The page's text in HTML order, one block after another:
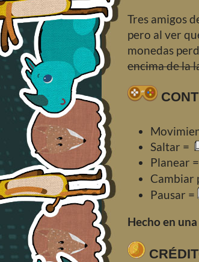
Tres amigos
pero al ver
monedas
encima de la
Saltar =
Planear =
Cambiar
Pausar =
Hecho en